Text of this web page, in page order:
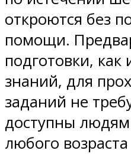
откроются без
помощи.
подготовки,
знаний, для
заданий не
доступны
любого